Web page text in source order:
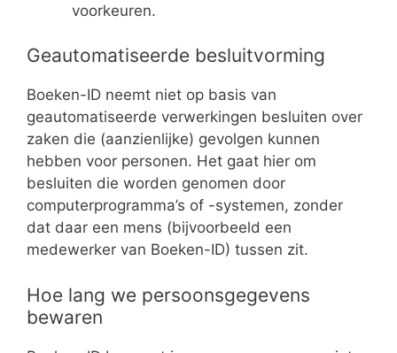
voorkeuren.
Geautomatiseerde besluitvorming
Boeken-ID neemt niet op basis van
geautomatiseerde verwerkingen besluiten over
zaken die (aanzienlijke) gevolgen kunnen
hebben voor personen. Het gaat hier om
besluiten die worden genomen door
computerprogramma’s of -systemen, zonder
dat daar een mens (bijvoorbeeld een
medewerker van Boeken-ID) tussen zit.
Hoe lang we persoonsgegevens
bewaren